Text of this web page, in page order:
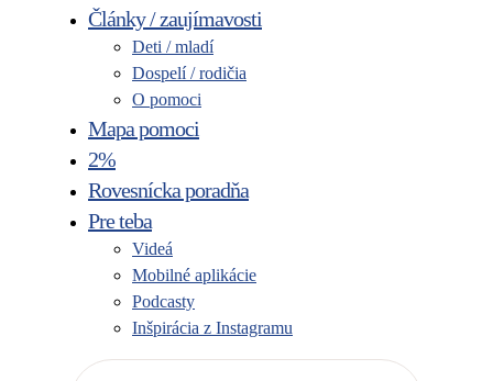
Články / zaujímavosti
Deti / mladí
Dospelí / rodičia
O pomoci
Mapa pomoci
2%
Rovesnícka poradňa
Pre teba
Videá
Mobilné aplikácie
Podcasty
Inšpirácia z Instagramu